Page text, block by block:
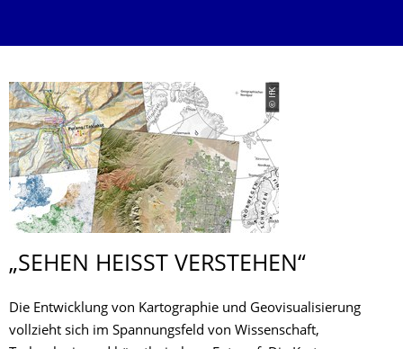
© IfK
„SEHEN HEISST VERSTEHEN“
Die Entwicklung von Kartographie und Geovisualisierung
vollzieht sich im Spannungsfeld von Wissenschaft,